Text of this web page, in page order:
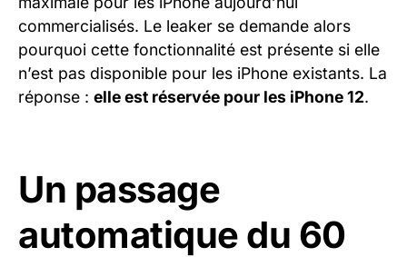
commercialisés. Le leaker se demande alors
pourquoi cette fonctionnalité est présente si elle
n’est pas disponible pour les iPhone existants. La
réponse : elle est réservée pour les iPhone 12.
Un passage
automatique du 60